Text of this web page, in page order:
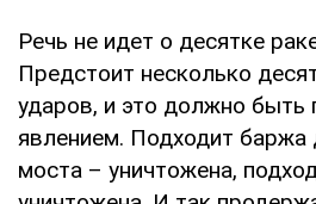
Речь не идет о десятке
Предстоит несколько
ударов, и это должно быть
явлением. Подходит баржа
моста – уничтожена,